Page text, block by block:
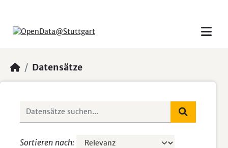
Datensätze
Sortieren nach